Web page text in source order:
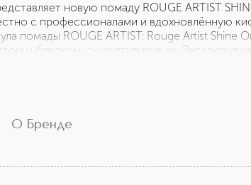
новую помаду ROUGE ARTIST
с профессионалами и вдохновлённую
помады ROUGE ARTIST: Rouge Artist Shine
и блеском, скульптурируя их.
ультрапигментированная формула новой
О Бренде